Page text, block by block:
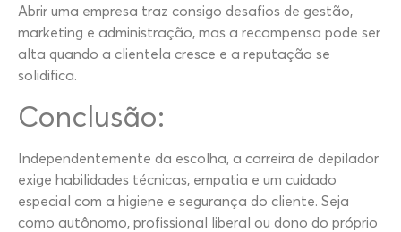
Abrir uma empresa traz consigo desafios de gestão,
marketing e administração, mas a recompensa pode ser
alta quando a clientela cresce e a reputação se
solidifica.
Conclusão:
Independentemente da escolha, a carreira de depilador
exige habilidades técnicas, empatia e um cuidado
especial com a higiene e segurança do cliente. Seja
como autônomo, profissional liberal ou dono do próprio